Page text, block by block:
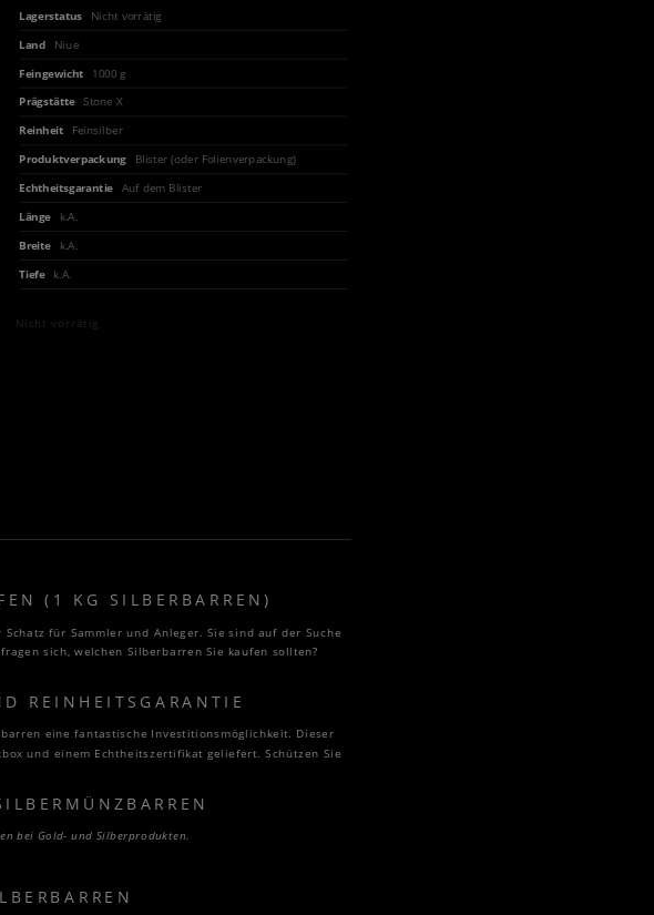
Lagerstatus
Nicht vorrätig
Land
Niue
Feingewicht
1000 g
Prägstätte Stone X
Reinheit
Feinsilber
Produktverpackung
Blister (oder Folienverpackung)
Echtheitsgarantie
Auf dem Blister
Länge
k.A.
Breite
k.A.
Tiefe
k.A.
Nicht vorrätig
(1 KG SILBERBARREN)
für Sammler und Anleger. Sie sind auf der Suche
sich, welchen Silberbarren Sie kaufen sollten?
REINHEITSGARANTIE
eine fantastische Investitionsmöglichkeit. Dieser
und einem Echtheitszertifikat geliefert. Schützen Sie
bei Gold- und Silberprodukten.